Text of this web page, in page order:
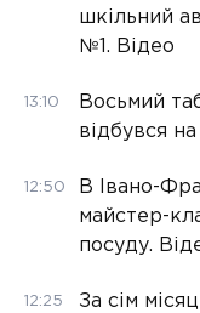
шкільний
№1. Відео
13:10
Восьмий
відбувся
12:50
В Івано-
майстер-
посуду.
12:25
За сім